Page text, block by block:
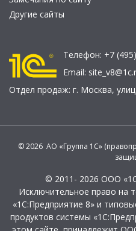
Другие сайты
Телефон: +7
Email:
Отдел продаж: г. Москва,
© 2026 АО «Группа 1С»
© 2011- 2026 ООО
Исключительное право на
«1С:Предприятие 8» и
продуктов системы